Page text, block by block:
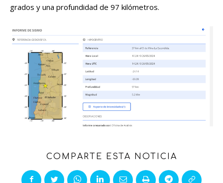
grados y una profundidad de 97 kilómetros.
COMPARTE ESTA NOTICIA